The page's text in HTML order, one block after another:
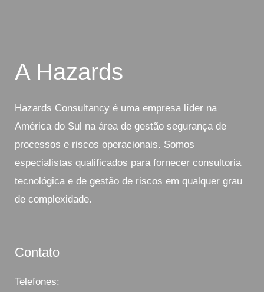
A Hazards
Hazards Consultancy é uma empresa líder na
América do Sul na área de gestão segurança de
processos e riscos operacionais. Somos
especialistas qualificados para fornecer consultoria
tecnológica e de gestão de riscos em qualquer grau
de complexidade.
Contato
Telefones: